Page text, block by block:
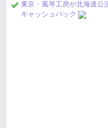
東京・風琴工房が北海道公
キャッシュバック